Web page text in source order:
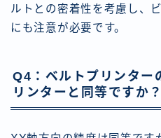
ルトとの密着性を考慮し、
にも注意が必要です。
Q4：ベルトプリンター
リンターと同等ですか？